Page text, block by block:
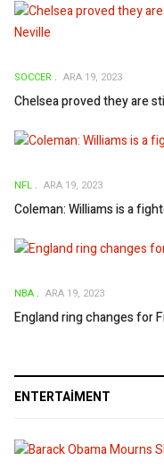
SOCCER ARA 19, 2023
Chelsea proved they are
NFL ARA 19, 2023
Coleman: Williams is a
NBA ARA 19, 2023
England ring changes for
ENTERTAIMENT